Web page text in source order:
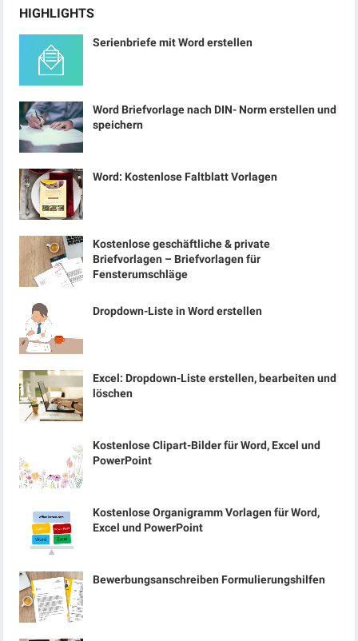
HIGHLIGHTS
Serienbriefe mit Word erstellen
Word Briefvorlage nach DIN- Norm erstellen und
speichern
Word: Kostenlose Faltblatt Vorlagen
Kostenlose geschäftliche & private
Briefvorlagen – Briefvorlagen für
Fensterumschläge
Dropdown-Liste in Word erstellen
Excel: Dropdown-Liste erstellen, bearbeiten und
löschen
Kostenlose Clipart-Bilder für Word, Excel und
PowerPoint
Kostenlose Organigramm Vorlagen für Word,
Excel und PowerPoint
Bewerbungsanschreiben Formulierungshilfen